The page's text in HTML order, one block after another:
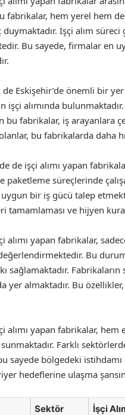
fabrikalar, hem yerel hem
İşçi alım
Bu sayede, firmalar en
Eskişehir’de önemli bir
işçi alımında
bu fabrikalar, iş arayanlara
bu fabrikalarda daha
de işçi alımı yapan
paketleme süreçlerinde
bir iş gücü talep
tamamlaması ve hijyen
alımı yapan fabrikalar,
Bu
sağlamaktadır.
yer almaktadır. Bu
alımı yapan fabrikalar,
Farklı
sayede bölgedeki istihdamı
hedeflerine ulaşma
Sektör İşçi